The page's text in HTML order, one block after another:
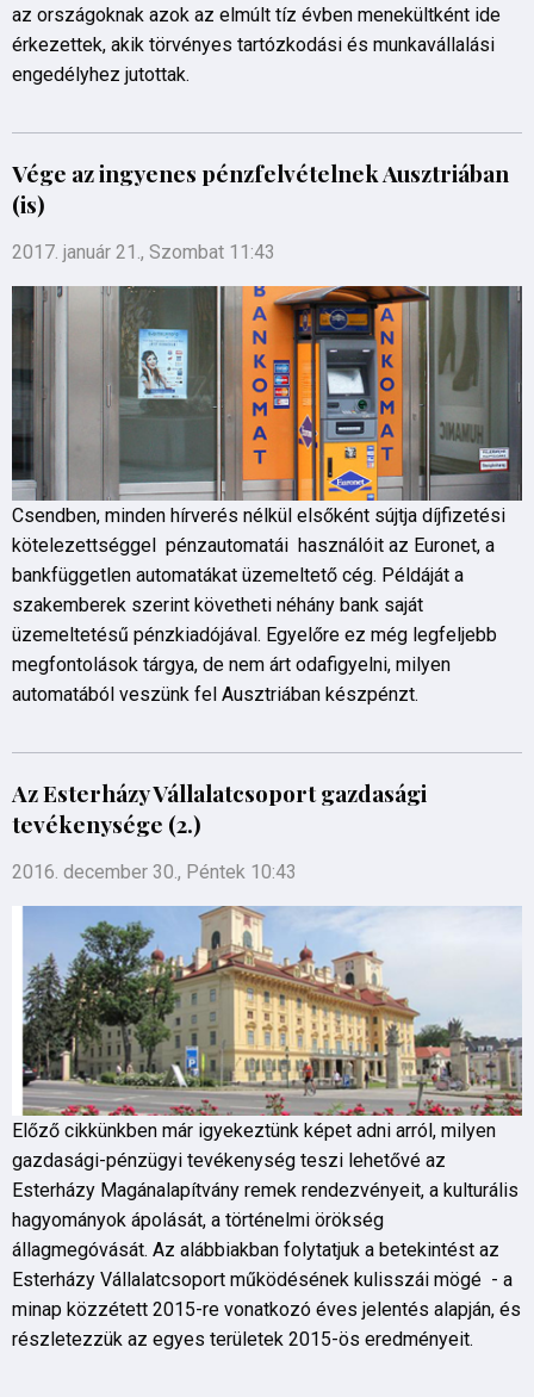
az országoknak azok az elmúlt tíz évben menekültként ide
érkezettek, akik törvényes tartózkodási és munkavállalási
engedélyhez jutottak.
Vége az ingyenes pénzfelvételnek Ausztriában
(is)
2017. január 21., Szombat 11:43
Csendben, minden hírverés nélkül elsőként sújtja díjfizetési
kötelezettséggel pénzautomatái használóit az Euronet, a
bankfüggetlen automatákat üzemeltető cég. Példáját a
szakemberek szerint követheti néhány bank saját
üzemeltetésű pénzkiadójával. Egyelőre ez még legfeljebb
megfontolások tárgya, de nem árt odafigyelni, milyen
automatából veszünk fel Ausztriában készpénzt.
Az Esterházy Vállalatcsoport gazdasági
tevékenysége (2.)
2016. december 30., Péntek 10:43
Előző cikkünkben már igyekeztünk képet adni arról, milyen
gazdasági-pénzügyi tevékenység teszi lehetővé az
Esterházy Magánalapítvány remek rendezvényeit, a kulturális
hagyományok ápolását, a történelmi örökség
állagmegóvását. Az alábbiakban folytatjuk a betekintést az
Esterházy Vállalatcsoport működésének kulisszái mögé - a
minap közzétett 2015-re vonatkozó éves jelentés alapján, és
részletezzük az egyes területek 2015-ös eredményeit.